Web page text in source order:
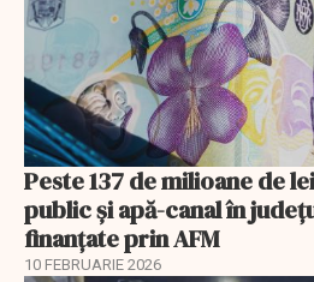
Peste 137 de milioane de
public și apă-canal în
finanțate prin AFM
10 FEBRUARIE 2026